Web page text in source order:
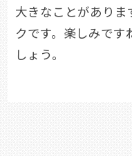
大きなことがありま
クです。楽しみです
しょう。